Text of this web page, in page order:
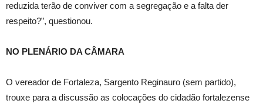
reduzida terão de conviver com a segregação e a falta der
respeito?”, questionou.
NO PLENÁRIO DA CÂMARA
O vereador de Fortaleza, Sargento Reginauro (sem partido),
trouxe para a discussão as colocações do cidadão fortalezense